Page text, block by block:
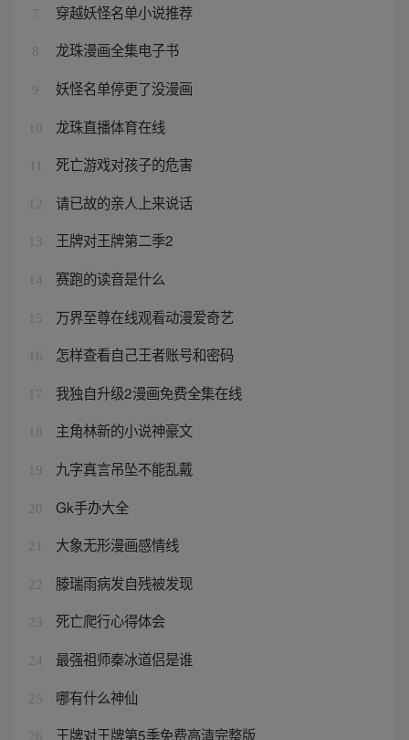
7 穿越妖怪名单小说推荐
8 龙珠漫画全集电子书
9 妖怪名单停更了没漫画
10 龙珠直播体育在线
死亡游戏对孩子的危害
12 请已故的亲人上来说话
13 王牌对王牌第二季2
14 赛跑的读音是什么
15 万界至尊在线观看动漫爱奇艺
16 怎样查看自己王者账号和密码
17 我独自升级2漫画免费全集在线
18 主角林新的小说神豪文
19 九字真言吊坠不能乱戴
20 Gk手办大全
21 大象无形漫画感情线
22 滕瑞雨病发自残被发现
23 死亡爬行心得体会
24 最强祖师秦冰道侣是谁
25 哪有什么神仙
26 王牌对王牌第5季免费高清完整版